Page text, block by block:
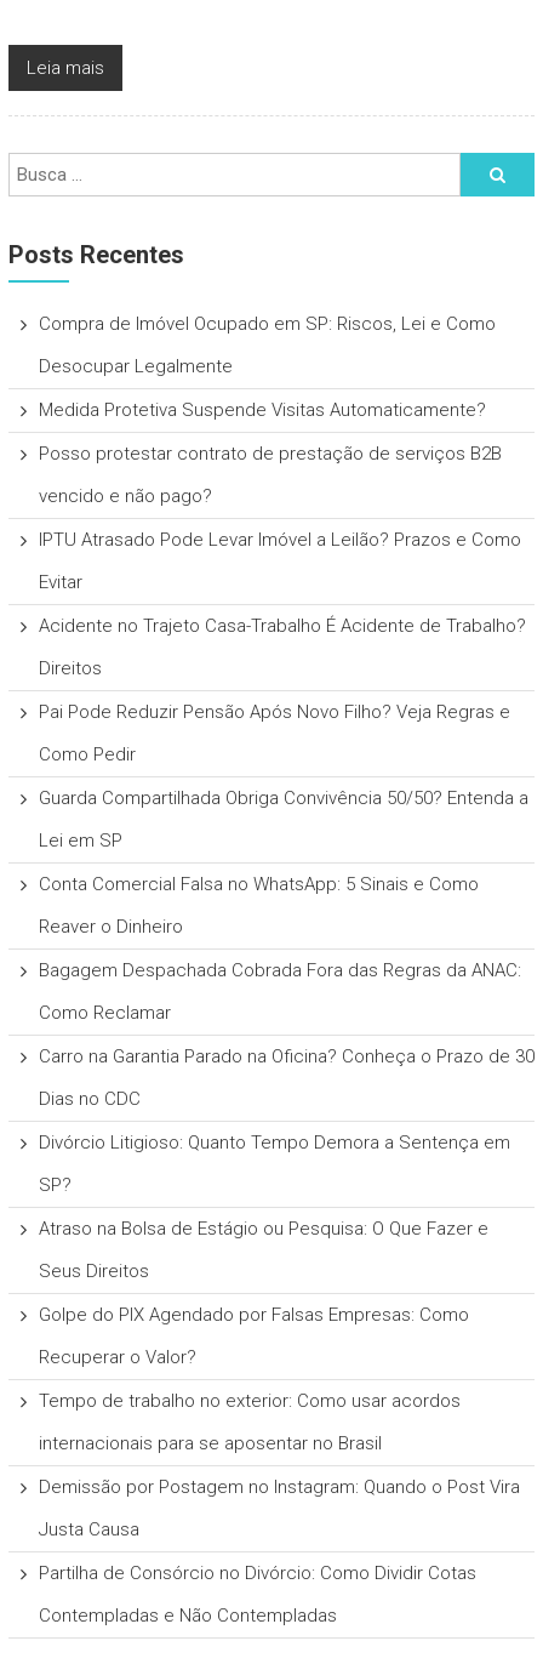
Leia mais
Posts Recentes
Compra de Imóvel Ocupado em SP: Riscos, Lei e Como
Desocupar Legalmente
Medida Protetiva Suspende Visitas Automaticamente?
Posso protestar contrato de prestação de serviços B2B
vencido e não pago?
IPTU Atrasado Pode Levar Imóvel a Leilão? Prazos e Como
Evitar
Acidente no Trajeto Casa-Trabalho É Acidente de Trabalho?
Direitos
Pai Pode Reduzir Pensão Após Novo Filho? Veja Regras e
Como Pedir
Guarda Compartilhada Obriga Convivência 50/50? Entenda a
Lei em SP
Conta Comercial Falsa no WhatsApp: 5 Sinais e Como
Reaver o Dinheiro
Bagagem Despachada Cobrada Fora das Regras da ANAC:
Como Reclamar
Carro na Garantia Parado na Oficina? Conheça o Prazo de 30
Dias no CDC
Divórcio Litigioso: Quanto Tempo Demora a Sentença em
SP?
Atraso na Bolsa de Estágio ou Pesquisa: O Que Fazer e
Seus Direitos
Golpe do PIX Agendado por Falsas Empresas: Como
Recuperar o Valor?
Tempo de trabalho no exterior: Como usar acordos
internacionais para se aposentar no Brasil
Demissão por Postagem no Instagram: Quando o Post Vira
Justa Causa
Partilha de Consórcio no Divórcio: Como Dividir Cotas
Contempladas e Não Contempladas